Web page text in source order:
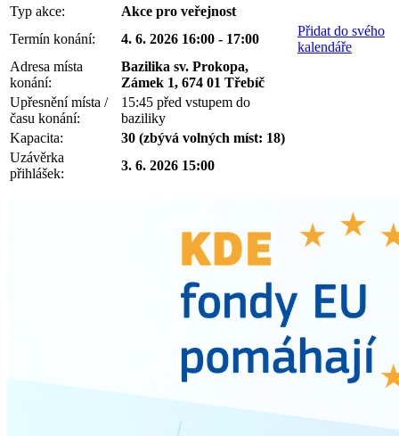
Typ akce:
Akce pro veřejnost
Termín konání:
4. 6. 2026 16:00 - 17:00
Přidat do svého
kalendáře
Adresa místa
konání:
Bazilika sv. Prokopa,
Zámek 1, 674 01 Třebíč
Upřesnění místa /
času konání:
15:45 před vstupem do
baziliky
Kapacita:
30 (zbývá volných míst: 18)
Uzávěrka
přihlášek:
3. 6. 2026 15:00